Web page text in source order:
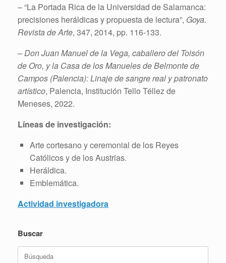
– “La Portada Rica de la Universidad de Salamanca:
precisiones heráldicas y propuesta de lectura”, Goya.
Revista de Arte, 347, 2014, pp. 116-133.
–Don Juan Manuel de la Vega, caballero del Toisón
de Oro, y la Casa de los Manueles de Belmonte de
Campos (Palencia): Linaje de sangre real y patronato
artístico, Palencia, Institución Tello Téllez de
Meneses, 2022.
Líneas de investigación:
Arte cortesano y ceremonial de los Reyes
Católicos y de los Austrias.
Heráldica.
Emblemática.
Actividad investigadora
Buscar
Buscar: